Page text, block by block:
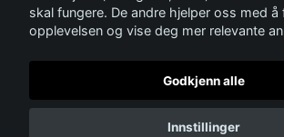
skal fungere. De andre hjelper oss med å
opplevelsen og vise deg mer relevante
Godkjenn alle
Innstillinger